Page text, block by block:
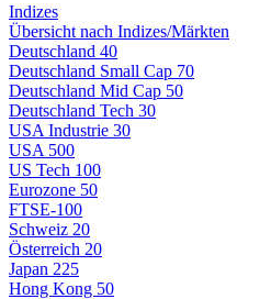
Indizes
Übersicht nach Indizes/Märkten
Deutschland 40
Deutschland Small Cap 70
Deutschland Mid Cap 50
Deutschland Tech 30
USA Industrie 30
USA 500
US Tech 100
Eurozone 50
FTSE-100
Schweiz 20
Österreich 20
Japan 225
Hong Kong 50